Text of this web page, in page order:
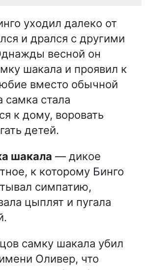
уходил далеко от
и дрался с другими
весной он
шакала и проявил к
вместо обычной
стала
к дому, воровать
детей.
шакала — дикое
к которому Бинго
симпатию,
цыплят и пугала
самку шакала убил
Оливер, что